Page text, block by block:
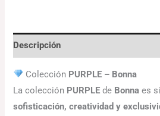
Descripción
Colección PURPLE – Bonna
La colección PURPLE de Bonna es
sofisticación, creatividad y